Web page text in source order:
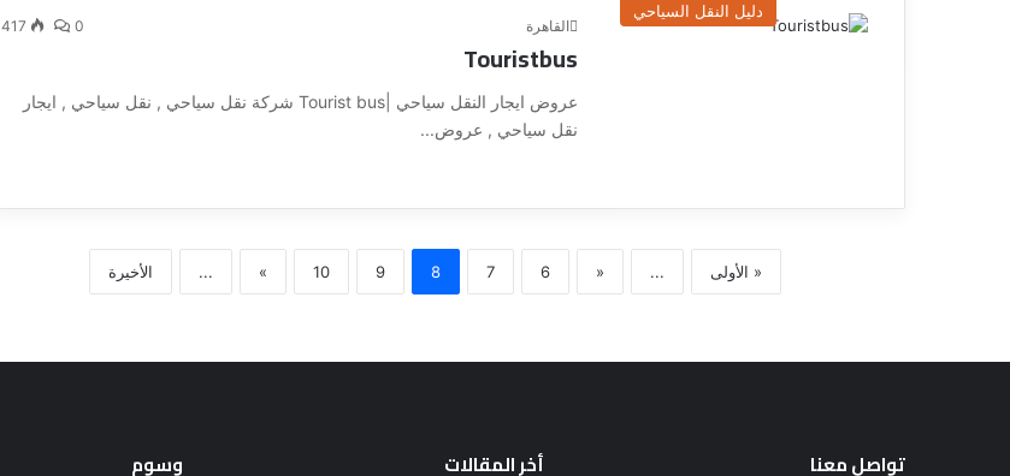
دليل النقل السياحي
القاهرة 0
417
Touristbus
عروض ايجار النقل سياحي |Tourist bus شركة نقل سياحي , نقل سياحي , ايجار
نقل سياحي , عروض...
« الأولى ...
«
6
7
8
9
10
»
... الأخيرة
تواصل معنا أخر المقالات وسوم